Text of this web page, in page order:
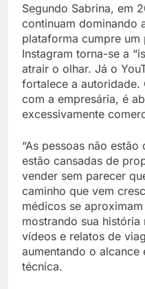
Segundo Sabrina, em
continuam dominando
plataforma cumpre um
Instagram torna-se a
atrair o olhar. Já o
fortalece a
com a empresária, é
excessivamente
“As pessoas não
estão cansadas de
vender sem parecer
caminho que vem
médicos se
mostrando sua
vídeos e relatos de
aumentando o
técnica.